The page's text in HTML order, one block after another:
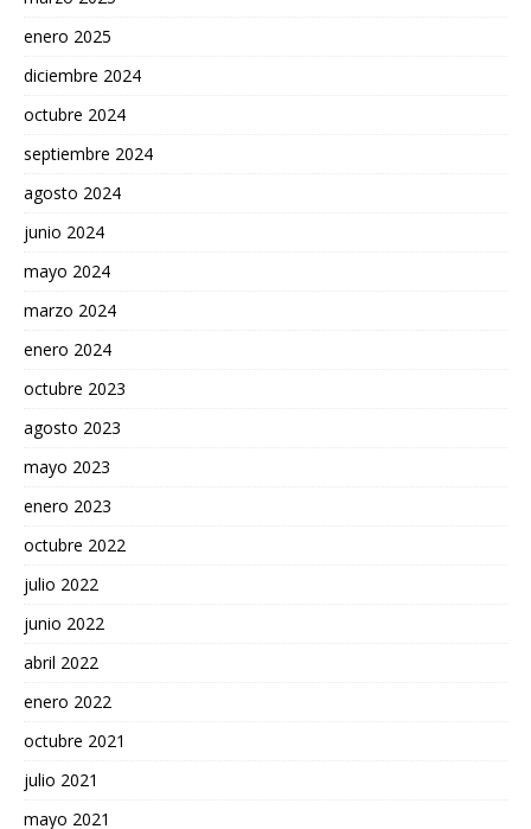
enero 2025
diciembre 2024
octubre 2024
septiembre 2024
agosto 2024
junio 2024
mayo 2024
marzo 2024
enero 2024
octubre 2023
agosto 2023
mayo 2023
enero 2023
octubre 2022
julio 2022
junio 2022
abril 2022
enero 2022
octubre 2021
julio 2021
mayo 2021